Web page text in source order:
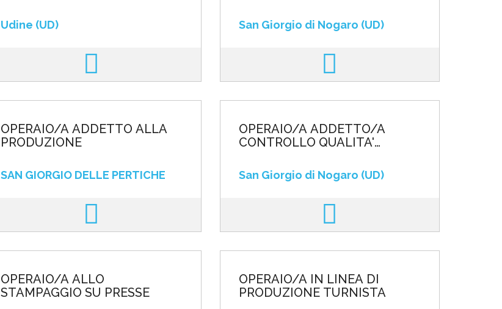
Udine (UD) San Giorgio di Nogaro (UD)
OPERAIO/A ADDETTO ALLA
PRODUZIONE
SAN GIORGIO DELLE PERTICHE
OPERAIO/A ADDETTO/A
CONTROLLO QUALITA'
San Giorgio di Nogaro (UD)
OPERAIO/A ALLO
STAMPAGGIO SU PRESSE
OPERAIO/A IN LINEA DI
PRODUZIONE TURNISTA